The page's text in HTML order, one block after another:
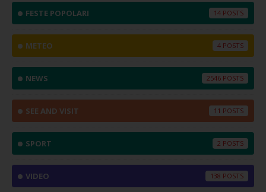
FESTE POPOLARI 14
METEO 4
NEWS 2546
SEE AND VISIT 11
SPORT 2
VIDEO 138